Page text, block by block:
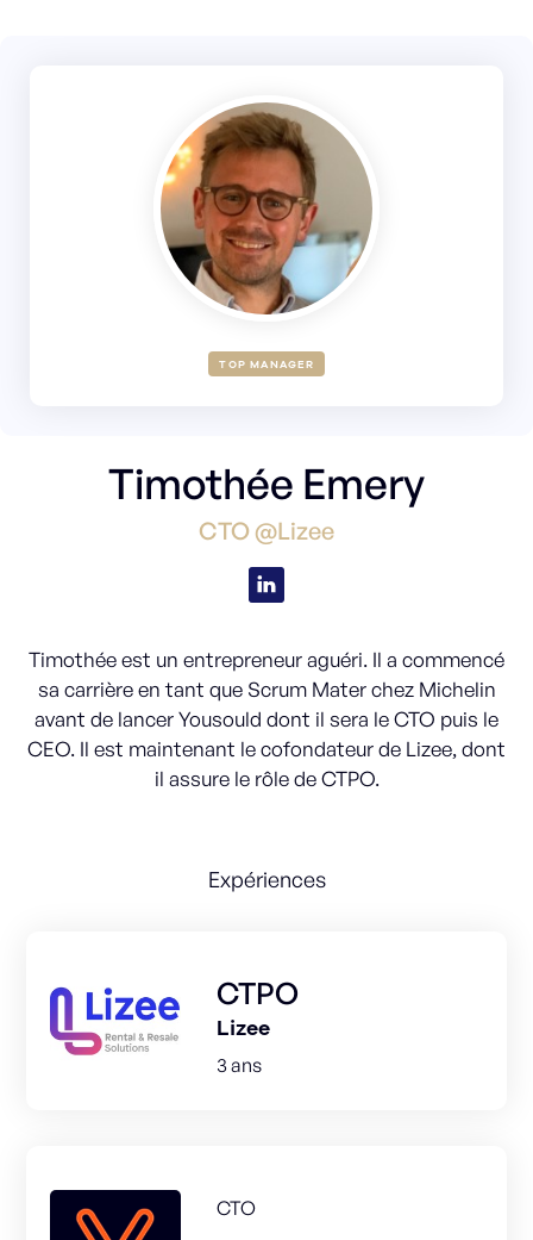
TOP MANAGER
Timothée Emery
CTO @Lizee
Timothée est un entrepreneur aguéri. Il a commencé
sa carrière en tant que Scrum Mater chez Michelin
avant de lancer Yousould dont il sera le CTO puis le
CEO. Il est maintenant le cofondateur de Lizee, dont
il assure le rôle de CTPO.
Expériences
CTPO
Lizee
3 ans
CTO